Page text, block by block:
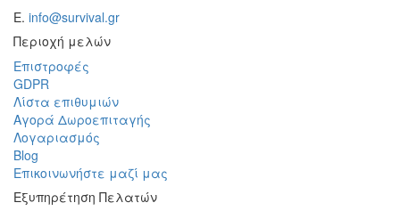
Ε. info@survival.gr
Περιοχή μελών
Επιστροφές
GDPR
Λίστα επιθυμιών
Αγορά Δωροεπιταγής
Λογαριασμός
Blog
Επικοινωνήστε μαζί μας
Εξυπηρέτηση Πελατών